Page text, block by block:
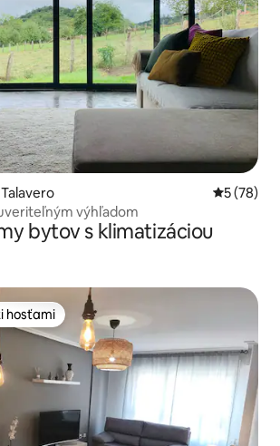
5 (78)
výhľadom
bytov s klimatizáciou
hosťami
hosťami